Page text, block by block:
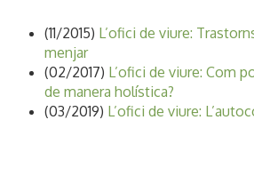
(11/2015) L’ofici de viure:
menjar
(02/2017) L’ofici de viure: Com
de manera holística?
(03/2019) L’ofici de viure: